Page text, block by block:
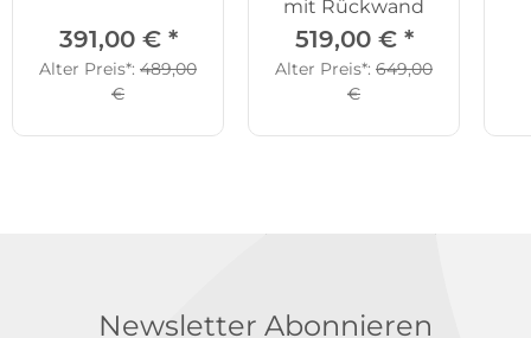
391,00 € *
Alter Preis*: 489,00
€
mit Rückwand
519,00 € *
Alter Preis*: 649,00
€
Newsletter Abonnieren